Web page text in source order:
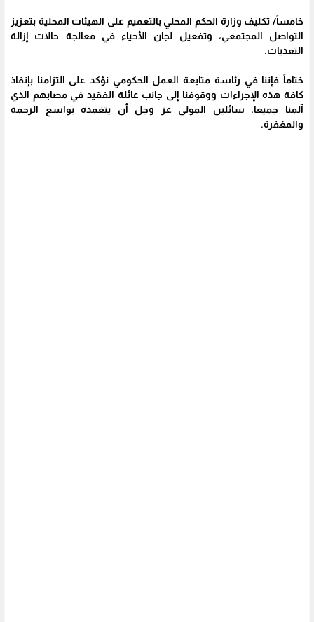
خامساً/ تكليف وزارة الحكم المحلي بالتعميم على الهيئات المحلية بتعزيز
التواصل المجتمعي، وتفعيل لجان الأحياء في معالجة حالات إزالة
التعديات.
ختاماً فإننا في رئاسة متابعة العمل الحكومي نؤكد على التزامنا بإنفاذ
كافة هذه الإجراءات ووقوفنا إلى جانب عائلة الفقيد في مصابهم الذي
آلمنا جميعا، سائلين المولى عز وجل أن يتغمده بواسع الرحمة
والمغفرة.